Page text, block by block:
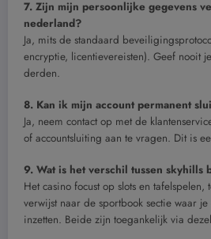
7. Zijn mijn persoonlijke gegevens
nederland?
Ja, mits de standaard
encryptie, licentievereisten). Geef nooit
derden.
8. Kan ik mijn account permanent
Ja, neem contact op met de
of accountsluiting aan te vragen. Dit is
9. Wat is het verschil tussen skyhills
Het casino focust op slots en tafelspelen,
verwijst naar de sportbook sectie waar
inzetten. Beide zijn toegankelijk via